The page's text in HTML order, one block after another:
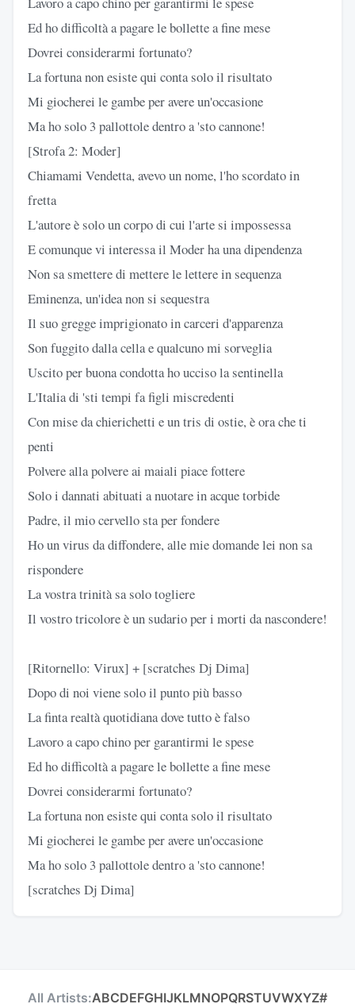
Ed ho difficoltà a pagare le bollette a fine mese
Dovrei considerarmi fortunato?
La fortuna non esiste qui conta solo il risultato
Mi giocherei le gambe per avere un'occasione
Ma ho solo 3 pallottole dentro a 'sto cannone!
[Strofa 2: Moder]
Chiamami Vendetta, avevo un nome, l'ho scordato in
fretta
L'autore è solo un corpo di cui l'arte si impossessa
E comunque vi interessa il Moder ha una dipendenza
Non sa smettere di mettere le lettere in sequenza
Eminenza, un'idea non si sequestra
Il suo gregge imprigionato in carceri d'apparenza
Son fuggito dalla cella e qualcuno mi sorveglia
Uscito per buona condotta ho ucciso la sentinella
L'Italia di 'sti tempi fa figli miscredenti
Con mise da chierichetti e un tris di ostie, è ora che ti
penti
Polvere alla polvere ai maiali piace fottere
Solo i dannati abituati a nuotare in acque torbide
Padre, il mio cervello sta per fondere
Ho un virus da diffondere, alle mie domande lei non sa
rispondere
La vostra trinità sa solo togliere
Il vostro tricolore è un sudario per i morti da nascondere!
[Ritornello: Virux] + [scratches Dj Dima]
Dopo di noi viene solo il punto più basso
La finta realtà quotidiana dove tutto è falso
Lavoro a capo chino per garantirmi le spese
Ed ho difficoltà a pagare le bollette a fine mese
Dovrei considerarmi fortunato?
La fortuna non esiste qui conta solo il risultato
Mi giocherei le gambe per avere un'occasione
Ma ho solo 3 pallottole dentro a 'sto cannone!
[scratches Dj Dima]
All Artists:ABCDEFGHIJKLMNOPQRSTUVWXYZ#